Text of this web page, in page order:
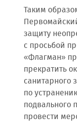
Таким
защиту
с просьбой
«Флагман»
прекратить
санитарного
по
подвального
провести